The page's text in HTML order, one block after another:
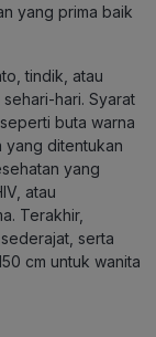
yang prima baik
tindik, atau
hari. Syarat
buta warna
yang ditentukan
yang
atau
Terakhir,
serta
cm untuk wanita